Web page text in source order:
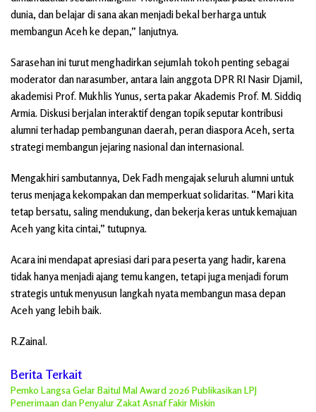
dunia, dan belajar di sana akan menjadi bekal berharga untuk
membangun Aceh ke depan,” lanjutnya.
Sarasehan ini turut menghadirkan sejumlah tokoh penting sebagai
moderator dan narasumber, antara lain anggota DPR RI Nasir Djamil,
akademisi Prof. Mukhlis Yunus, serta pakar Akademis Prof. M. Siddiq
Armia. Diskusi berjalan interaktif dengan topik seputar kontribusi
alumni terhadap pembangunan daerah, peran diaspora Aceh, serta
strategi membangun jejaring nasional dan internasional.
Mengakhiri sambutannya, Dek Fadh mengajak seluruh alumni untuk
terus menjaga kekompakan dan memperkuat solidaritas. “Mari kita
tetap bersatu, saling mendukung, dan bekerja keras untuk kemajuan
Aceh yang kita cintai,” tutupnya.
Acara ini mendapat apresiasi dari para peserta yang hadir, karena
tidak hanya menjadi ajang temu kangen, tetapi juga menjadi forum
strategis untuk menyusun langkah nyata membangun masa depan
Aceh yang lebih baik.
R.Zainal.
Berita Terkait
Pemko Langsa Gelar Baitul Mal Award 2026 Publikasikan LPJ
Penerimaan dan Penyalur Zakat Asnaf Fakir Miskin